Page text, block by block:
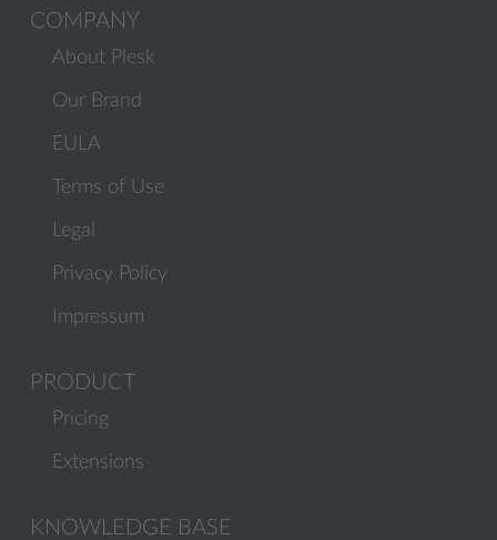
COMPANY
About Plesk
Our Brand
EULA
Terms of Use
Legal
Privacy Policy
Impressum
PRODUCT
Pricing
Extensions
KNOWLEDGE BASE